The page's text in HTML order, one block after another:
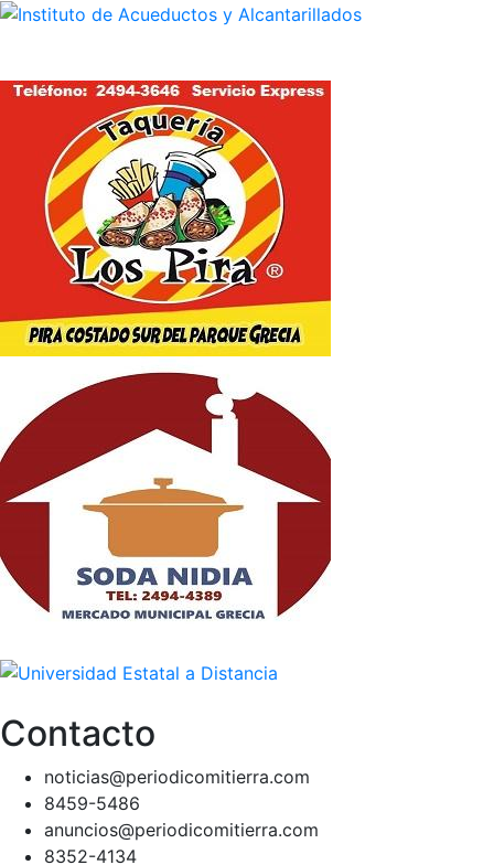
Contacto
noticias@periodicomitierra.com
8459-5486
anuncios@periodicomitierra.com
8352-4134